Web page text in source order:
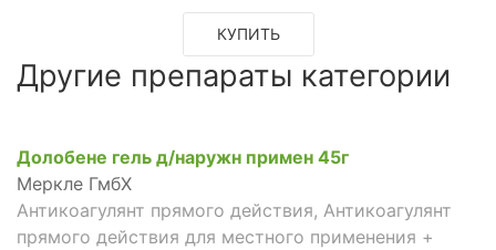
КУПИТЬ
Другие препараты категории
Долобене гель д/наружн примен 45г
Меркле ГмбХ
Антикоагулянт прямого действия, Антикоагулянт
прямого действия для местного применения +